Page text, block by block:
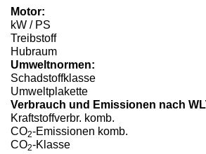
Motor:
kW / PS
Treibstoff
Hubraum
Umweltnormen:
Schadstoffklasse
Umweltplakette
Verbrauch und Emissionen nach
Kraftstoffverbr. komb.
CO2-Emissionen komb.
CO2-Klasse